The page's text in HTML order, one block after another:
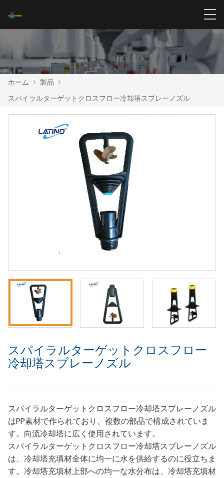
ホーム > 製品 >
スパイラルターゲットクロスフロー冷却塔スプレーノズル
スパイラルターゲットクロスフロー
冷却塔スプレーノズル
スパイラルターゲットクロスフロー冷却塔スプレーノズル
はPP素材で作られており、複数の部品で構成されていま
す。向流冷却塔に広く使用されています。
スパイラルターゲットクロスフロー冷却塔スプレーノズル
は、冷却塔充填材全体に均一に水を供給するのに役立ちま
す。冷却塔充填材上部への均一な水分布は、冷却塔充填材